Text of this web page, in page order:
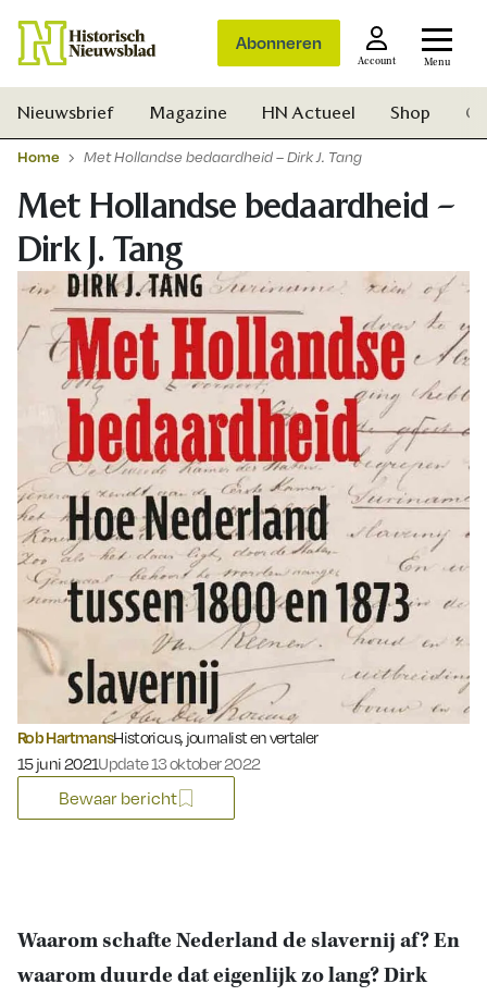
Abonneren
Account Menu
Zoek
Nieuwsbrief Magazine HN Actueel Shop
Home Met Hollandse bedaardheid – Dirk J. Tang
Met Hollandse bedaardheid –
Dirk J. Tang
Rob HartmansHistoricus, journalist en vertaler
Gepubliceerd op:
15 juni 2021Update 13 oktober 2022
Bewaar bericht
Waarom schafte Nederland de slavernij af? En
waarom duurde dat eigenlijk zo lang? Dirk